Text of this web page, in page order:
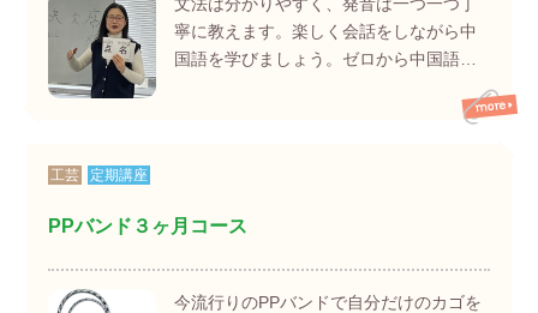
寧に教えます。楽しく会話をしながら中
国語を学びましょう。ゼロから中国語…
工芸 定期講座
PPバンド３ヶ月コース
今流行りのPPバンドで自分だけのカゴを